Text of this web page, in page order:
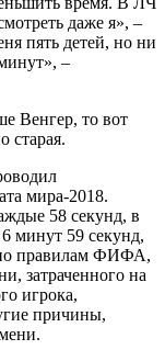
даже я», –
пять детей, но ни
–
Венгер, то вот
старая.
мира-2018.
58 секунд, в
минут 59 секунд,
правилам ФИФА,
затраченного на
игрока,
причины,